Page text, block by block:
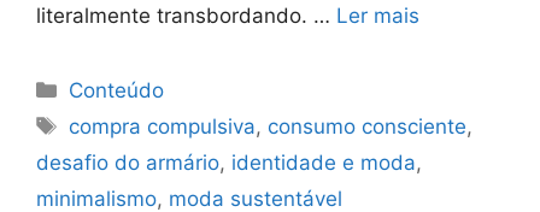
literalmente transbordando. … Ler mais
Categorias
Conteúdo
Tags
compra compulsiva, consumo consciente,
desafio do armário, identidade e moda,
minimalismo, moda sustentável